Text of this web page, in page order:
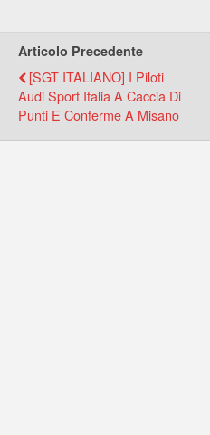
Articolo Precedente
[SGT ITALIANO] I Piloti
Audi Sport Italia A Caccia Di
Punti E Conferme A Misano